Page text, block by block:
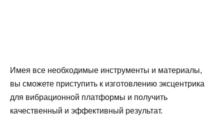
Имея все необходимые инструменты и материалы,
вы сможете приступить к изготовлению эксцентрика
для вибрационной платформы и получить
качественный и эффективный результат.